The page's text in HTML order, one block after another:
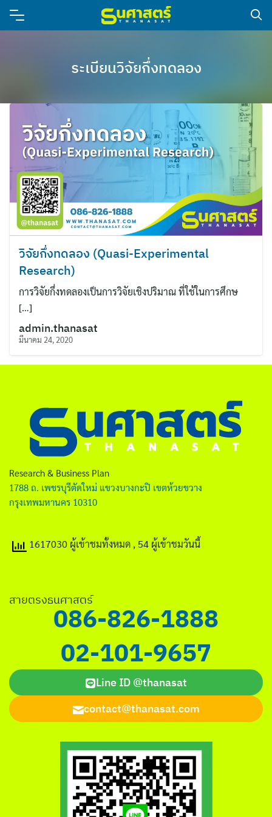
ไทย
ค้นหา
สำหรับ:
ระเบียนวิจัยกึ่งทดลอง
วิจัยกึ่งทดลอง (Quasi-Experimental
Research)
การวิจัยกึ่งทดลองเป็นการวิจัยเชิงปริมาณ ที่ใช้ในการศึกษ
[…]
admin.thanasat
มีนาคม 24, 2020
Research & Business Plan
1788 ถ. เพชรบุรีตัดใหม่ แขวงบางกะปิ เขตห้วยขวาง
กรุงเทพมหานคร 10310
1617030 ผู้เข้าชมทั้งหมด , 54 ผู้เข้าชมวันนี้
สายตรงธนศาสตร์
086-826-1888
02-101-9657
Line ID @thanasat
contact@thanasat.com